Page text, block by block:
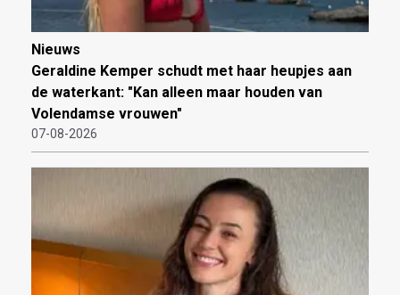
Nieuws
Geraldine Kemper schudt met haar heupjes aan
de waterkant: "Kan alleen maar houden van
Volendamse vrouwen"
07-08-2026